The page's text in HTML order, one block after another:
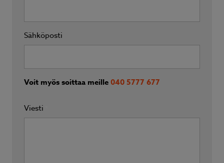
Sähköposti
Voit myös soittaa meille040 5777 677
Viesti